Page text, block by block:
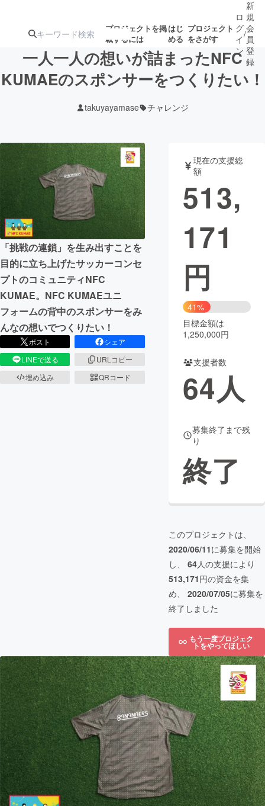
プロジェクトを掲
載するには
はじ
める
プロジェクト
をさがす
ジェクト
ロジェクト
アート・写真 音楽
テクノロジー・ガジェット ゲーム・サ
映像・映画
ビジネス・起業
まちづくり・地域活性化
CAMPFIRE for Social Good
CAMPFIRE Creation
CAMPFIREふるさと納税
コミュニティ
ロ
グ
イ
ン
/
新
規
会
員
登
録
一人一人の想いが詰まったNFC
KUMAEのスポンサーをつくりたい！
takuyayamase チャレンジ
「挑戦の連鎖」を生み出すことを
目的に立ち上げたサッカーコンセ
プトのコミュニティNFC
KUMAE。NFC KUMAEユニ
フォームの背中のスポンサーをみ
んなの想いでつくりたい！
ポスト
シェア
LINEで送る
URLコピー
埋め込み
QRコード
現在の支援総
額
513,
171
円
41%
目標金額は
1,250,000円
支援者数
64人
募集終了まで残
り
終了
このプロジェクトは、
2020/06/11に募集を開始
し、 64人の支援により
513,171円の資金を集
め、 2020/07/05に募集を
終了しました
もう一度プロジェク
トをやってほしい